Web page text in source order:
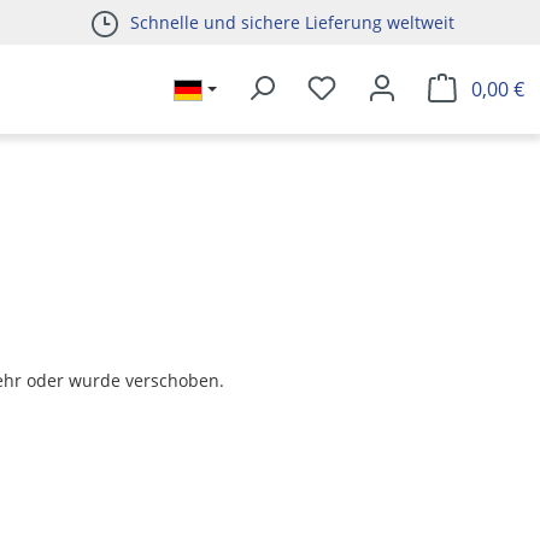
Schnelle und sichere Lieferung weltweit
0,00 €
oder wurde verschoben.